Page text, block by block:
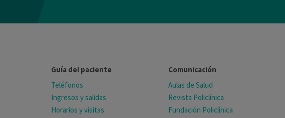
Guía del paciente
Teléfonos
Ingresos y salidas
Horarios y visitas
Comunicación
Aulas de Salud
Revista Policlínica
Fundación Policlínica